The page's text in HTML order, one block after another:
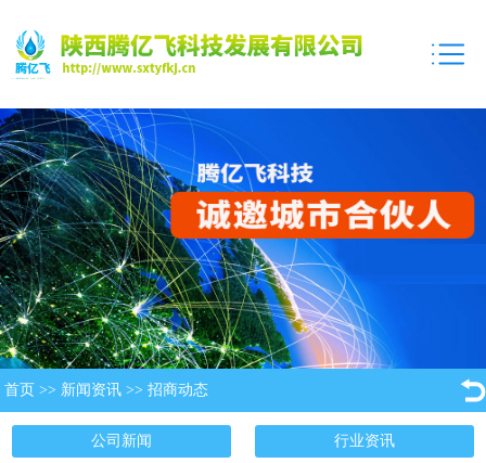
首页 >> 新闻资讯 >> 招商动态
公司新闻 行业资讯